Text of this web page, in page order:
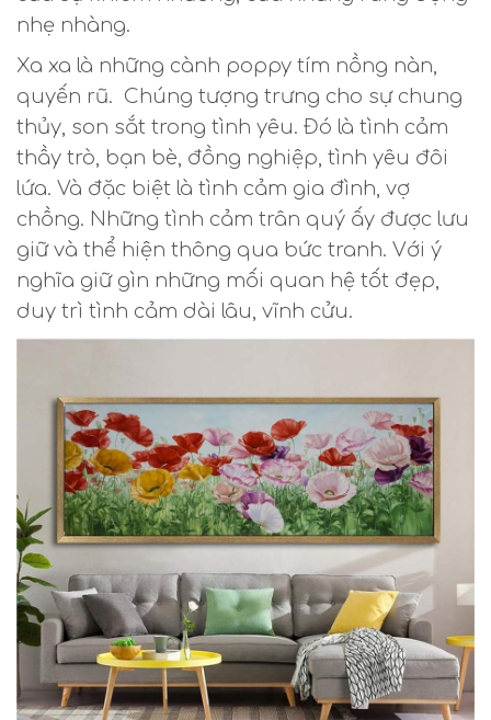
nhẹ nhàng.
Xa xa là những cành poppy tím nồng nàn,
quyến rũ. Chúng tượng trưng cho sự chung
thủy, son sắt trong tình yêu. Đó là tình cảm
thầy trò, bạn bè, đồng nghiệp, tình yêu đôi
lứa. Và đặc biệt là tình cảm gia đình, vợ
chồng. Những tình cảm trân quý ấy được lưu
giữ và thể hiện thông qua bức tranh. Với ý
nghĩa giữ gìn những mối quan hệ tốt đẹp,
duy trì tình cảm dài lâu, vĩnh cửu.